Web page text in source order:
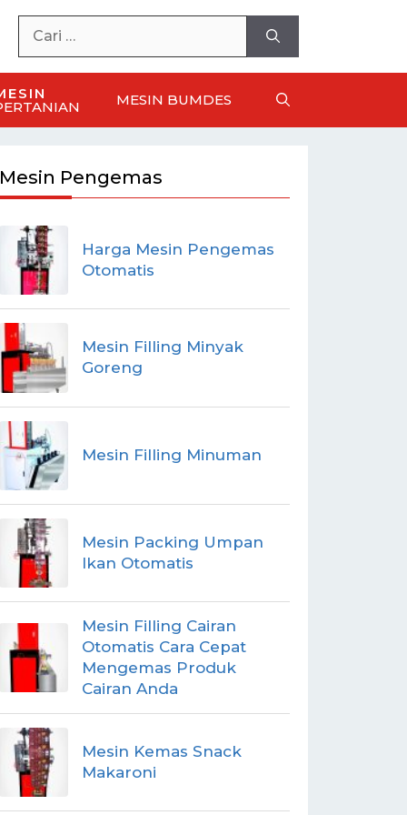
MESIN BUMDES
Mesin Pengemas
Harga Mesin Pengemas
Otomatis
Mesin Filling Minyak
Goreng
Mesin Filling Minuman
Mesin Packing Umpan
Ikan Otomatis
Mesin Filling Cairan
Otomatis Cara Cepat
Mengemas Produk
Cairan Anda
Mesin Kemas Snack
Makaroni